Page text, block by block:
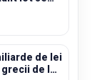
de lei
grecii de la